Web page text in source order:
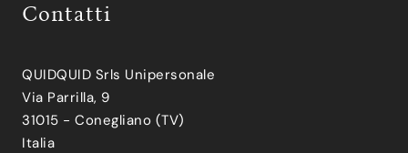
Contatti
QUIDQUID Srls Unipersonale
Via Parrilla, 9
31015 - Conegliano (TV)
Italia